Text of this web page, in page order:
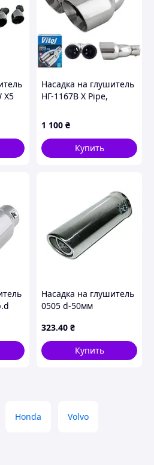
X5
Насадка на глушитель
НГ-1167B X Pipe,
241мм/2*внеш.d 89мм
(00000064127)
1 100 ₴
Купить
Насадка на глушитель
0505 d-50мм
323.40 ₴
Купить
Honda Volvo